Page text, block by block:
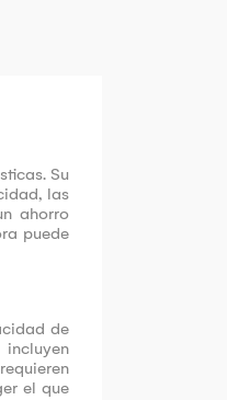
Su
las
ahorro
puede
de
el que